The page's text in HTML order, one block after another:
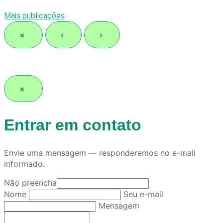
Mais publicações
× ‹ ›
×
Entrar em contato
Envie uma mensagem — responderemos no e-mail
informado.
Não preencha
Nome
Seu e-mail
Mensagem